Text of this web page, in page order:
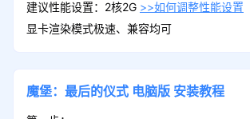
建议性能设置：2核2G >>如何调整性能设置
显卡渲染模式极速、兼容均可
魔堡：最后的仪式 电脑版 安装教程